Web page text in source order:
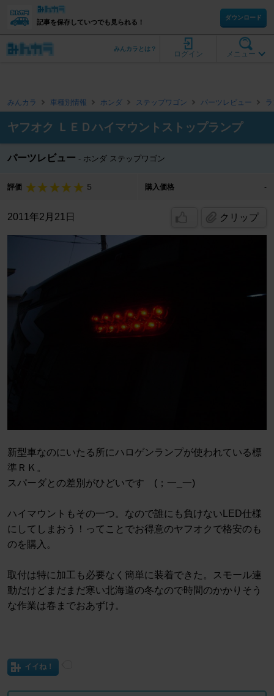
記事を保存していつでも見られる！
ダウンロード
メニュー
ログイン
みんカラとは？
みんカラ 車種別情報 ホンダ ステップワゴン パーツレビュー
ヤフオク ＬＥＤハイマウントストップランプ
パーツレビュー ホンダ ステップワゴン
評価 5 購入価格 -
2011年2月21日 クリップ
新型車なのにいたる所にハロゲンランプが使われている標
準ＲＫ。
スパーダとの差別がひどいです (；一_一)
ハイマウントもその一つ。なので誰にも負けないLED仕様
にしてしまおう！ってことでお得意のヤフオクで格安のも
のを購入。
取付は特に加工も必要なく簡単に装着できた。スモール連
動だけどまだまだ寒い北海道の冬なので時間のかかりそう
な作業は春までおあずけ。
イイね！